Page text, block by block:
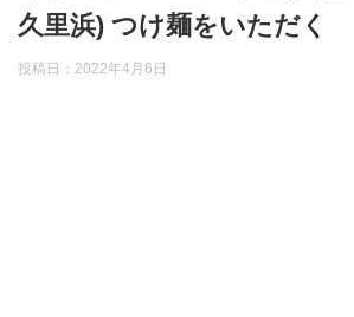
久里浜) つけ麺をいただく
投稿日：2022年4月6日